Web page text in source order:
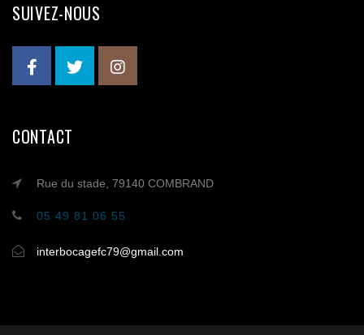
SUIVEZ-NOUS
CONTACT
Rue du stade, 79140 COMBRAND
05 49 81 06 55
interbocagefc79@gmail.com